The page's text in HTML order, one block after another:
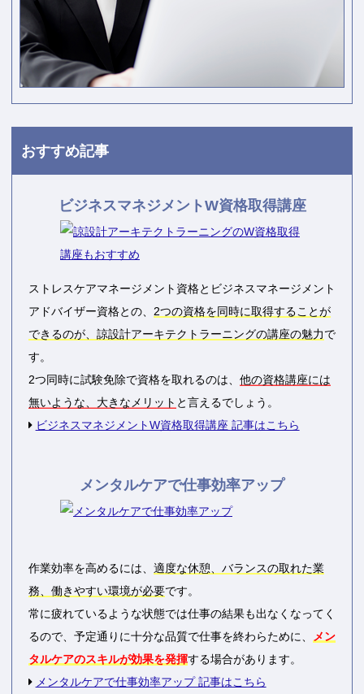
おすすめ記事
ビジネスマネジメントW資格取得講座
ストレスケアマネージメント資格とビジネスマネージメント
アドバイザー資格との、 2つの資格を同時に取得することが
できるのが、諒設計アーキテクトラーニングの講座の魅力で
す。
2つ同時に試験免除で資格を取れるのは、 他の資格講座には
無いような、大きなメリット と言えるでしょう。
ビジネスマネジメントW資格取得講座 記事はこちら
メンタルケアで仕事効率アップ
作業効率を高めるには、 適度な休憩、バランスの取れた業
務、働きやすい環境が必要です。
常に疲れているような状態では仕事の結果も出なくなってく
るので、予定通りに十分な品質で仕事を終わらために、
メン
タルケアのスキルが効果を発揮する場合があります。
メンタルケアで仕事効率アップ 記事はこちら